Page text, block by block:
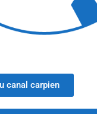
canal carpien